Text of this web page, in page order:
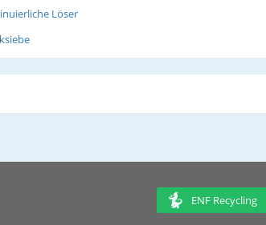
Löser
ENF Recycling